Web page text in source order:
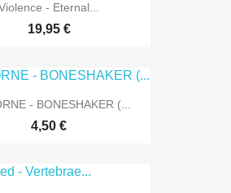
- Eternal...
19,95 €
- BONESHAKER (...
4,50 €